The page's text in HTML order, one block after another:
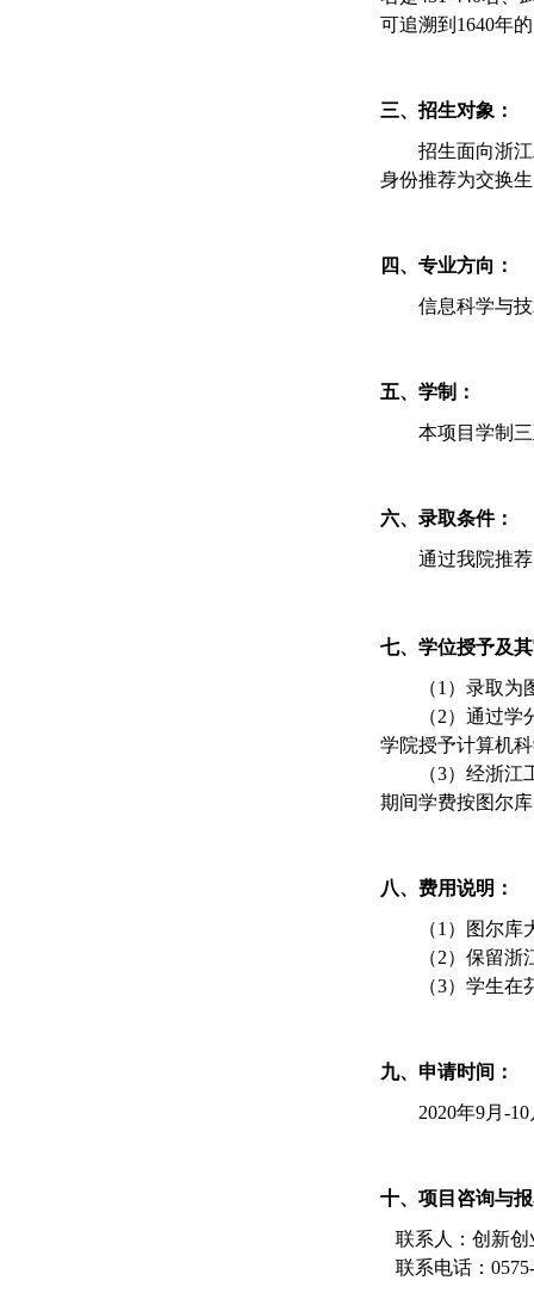
可追溯到1640年
三、招生对象：
招生面向浙
身份推荐为交换
四、专业方向：
信息科学与
五、学制：
本项目学制
六、录取条件：
通过我院推
七、学位授予及
（1）录取为
（2）通过学
学院授予计算机
（3）经浙江
期间学费按图尔
八、费用说明：
（1）图尔库
（2）保留浙
（3）学生在
九、申请时间：
2020年9月-
十、项目咨询与
联系人：创新
联系电话：